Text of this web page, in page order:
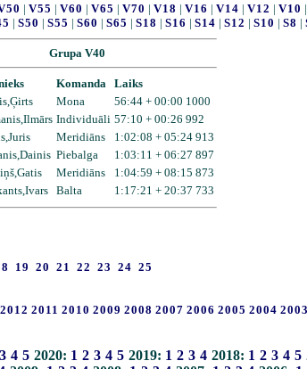
| V55 | V60 | V65 | V70 | V18 | V16 | V14 | V12 | V10 |
| S50 | S55 | S60 | S65 | S18 | S16 | S14 | S12 | S10 | S8 |
Grupa V40
Komanda
Laiks
Mona
56:44 + 00:00 1000
Individuāli 57:10 + 00:26 992
Meridiāns
1:02:08 + 05:24 913
Piebalga
1:03:11 + 06:27 897
Meridiāns
1:04:59 + 08:15 873
Balta 1:17:21 + 20:37 733
19 20 21 22 23 24 25
2012 2011 2010 2009 2008 2007 2006 2005 2004 2003
3 4 5 2020: 1 2 3 4 5 2019: 1 2 3 4 2018: 1 2 3 4 5